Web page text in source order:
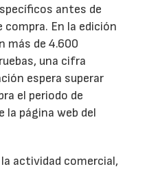
antes de
En la edición
más de 4.600
una cifra
espera superar
el periodo de
la página web del
actividad comercial,